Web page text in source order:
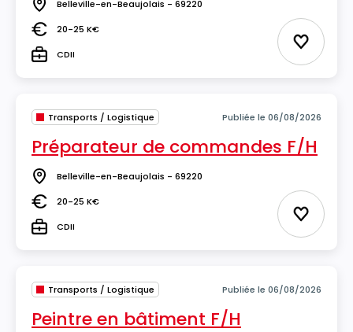
Lieu Belleville-en-Beaujolais - 69220
Salaire20-25 K€
TypeCDII Ajouter
Transports / Logistique Publiée le 06/08/2026
Préparateur de commandes F/H
Lieu Belleville-en-Beaujolais - 69220
Salaire20-25 K€
TypeCDII Ajouter
Transports / Logistique Publiée le 06/08/2026
Peintre en bâtiment F/H